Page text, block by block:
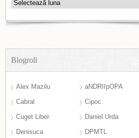
Blogroll
Alex Mazilu
aNDRIIpOPA
Cabral
Cipoc
Cuget Liber
Daniel Urda
Denisuca
DPMTL